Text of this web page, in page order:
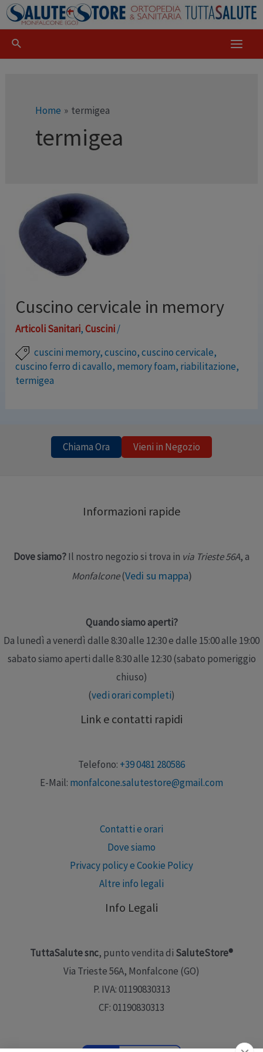
Home termigea
termigea
Cuscino cervicale in memory
Articoli Sanitari,Cuscini/
cuscini memory,cuscino,cuscino cervicale,
cuscino ferro di cavallo, memory foam, riabilitazione,
termigea
vellutino Ottimo per il riposo, ideale in viaggio.
Dimensioni: cm. 30x35x9 spessore Marchio Termigea
Chiama Ora Vieni in Negozio
Informazioni rapide
Dove siamo?Il nostro negozio si trova in via Trieste 56A, a
Monfalcone(Vedi su mappa)
Quando siamo aperti?
Da lunedì a venerdì dalle 8:30 alle 12:30 e dalle 15:00 alle 19:00
sabato siamo aperti dalle 8:30 alle 12:30 (sabato pomeriggio
chiuso)
(vedi orari completi)
Link e contatti rapidi
Telefono: +39 0481 280586
E-Mail: monfalcone.salutestore@gmail.com
Contatti e orari
Dove siamo
Privacy policy e Cookie Policy
Altre info legali
Info Legali
TuttaSalute snc, punto vendita di SaluteStore®
Via Trieste 56A, Monfalcone (GO)
P. IVA: 01190830313
CF: 01190830313